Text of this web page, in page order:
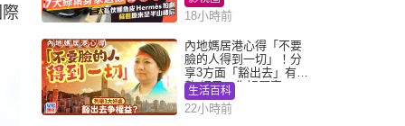
18小時前
內地媽居港心得「不要
臉的人得到一切」！分
享3方面「豁出去」有著
數 網民：你好厲害
生活百科
22小時前